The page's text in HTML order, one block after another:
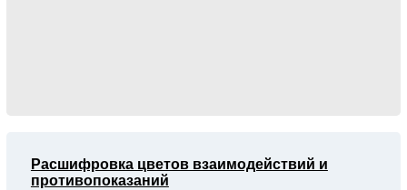
Расшифровка цветов взаимодействий и
противопоказаний